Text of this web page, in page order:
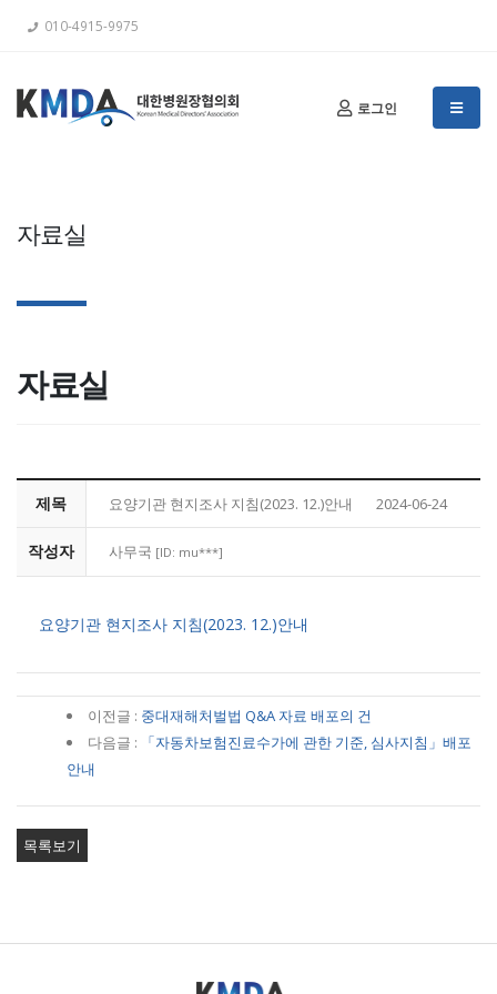
010-4915-9975
로그인
자료실
자료실
제목 요양기관 현지조사 지침(2023. 12.)안내 2024-06-24
작성자 사무국 [ID: mu***]
요양기관 현지조사 지침(2023. 12.)안내
이전글 : 중대재해처벌법 Q&A 자료 배포의 건
다음글 :
「자동차보험진료수가에 관한 기준, 심사지침」배포
안내
목록보기